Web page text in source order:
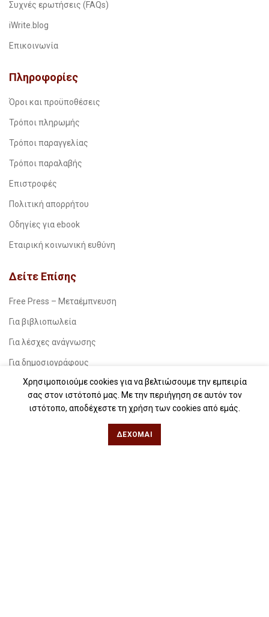
Συχνές ερωτήσεις (FAQs)
iWrite.blog
Επικοινωνία
Πληροφορίες
Όροι και προϋποθέσεις
Τρόποι πληρωμής
Τρόποι παραγγελίας
Τρόποι παραλαβής
Επιστροφές
Πολιτική απορρήτου
Οδηγίες για ebook
Εταιρική κοινωνική ευθύνη
Δείτε Επίσης
Free Press – Μεταέμπνευση
Για βιβλιοπωλεία
Για λέσχες ανάγνωσης
Για δημοσιογράφους
Για σχολεία
Για βιβλιοφιλικές ομάδες
Χρησιμοποιούμε cookies για να βελτιώσουμε την εμπειρία
σας στον ιστότοπό μας. Με την περιήγηση σε αυτόν τον
ιστότοπο, αποδέχεστε τη χρήση των cookies από εμάς.
ΔΈΧΟΜΑΙ